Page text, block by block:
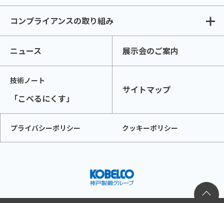
コンプライアンスの取り組み
ニュース 展示会のご案内
技術ノート
「こべるにくす」
サイトマップ
プライバシーポリシー クッキーポリシー